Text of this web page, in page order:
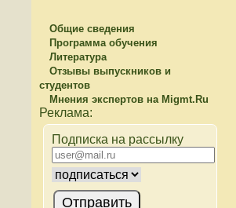
Общие сведения
Программа обучения
Литература
Отзывы выпускников и
студентов
Мнения экспертов на Migmt.Ru
Подписка на рассылку